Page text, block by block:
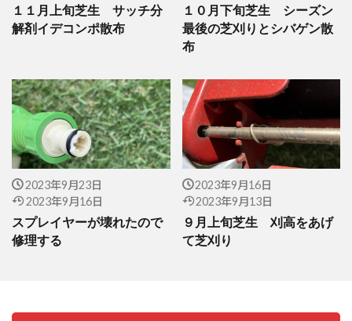
１１月上旬芝生 サッチ分
解剤イデコンポ散布
１０月下旬芝生 シーズン
最後の芝刈りとシバゲン散
布
2023年9月23日
2023年9月16日
スプレイヤーが壊れたので
修理する
2023年9月16日
2023年9月13日
９月上旬芝生 刈高をあげ
て芝刈り